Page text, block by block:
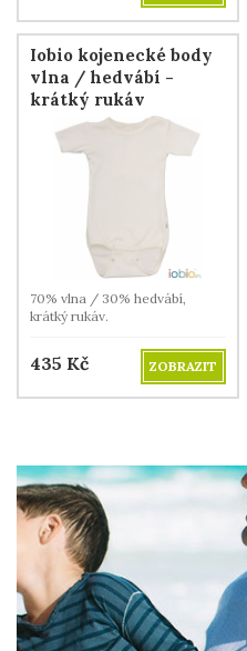
Iobio kojenecké body
vlna / hedvábí -
krátký rukáv
70% vlna / 30% hedvábí,
krátký rukáv.
435 Kč ZOBRAZIT